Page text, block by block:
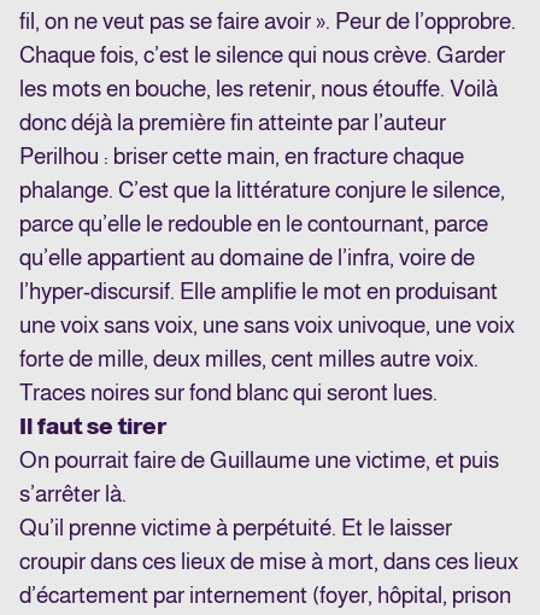
fil, on ne veut pas se faire avoir ». Peur de l’opprobre.
Chaque fois, c’est le silence qui nous crève. Garder
les mots en bouche, les retenir, nous étouffe. Voilà
donc déjà la première fin atteinte par l’auteur
Perilhou : briser cette main, en fracture chaque
phalange. C’est que la littérature conjure le silence,
parce qu’elle le redouble en le contournant, parce
qu’elle appartient au domaine de l’infra, voire de
l’hyper-discursif. Elle amplifie le mot en produisant
une voix sans voix, une sans voix univoque, une voix
forte de mille, deux milles, cent milles autre voix.
Traces noires sur fond blanc qui seront lues.
Il faut se tirer
On pourrait faire de Guillaume une victime, et puis
s’arrêter là.
Qu’il prenne victime à perpétuité. Et le laisser
croupir dans ces lieux de mise à mort, dans ces lieux
d’écartement par internement (foyer, hôpital, prison